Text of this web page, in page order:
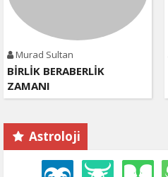
Murad Sultan
BİRLİK BERABERLİK
ZAMANI
Astroloji